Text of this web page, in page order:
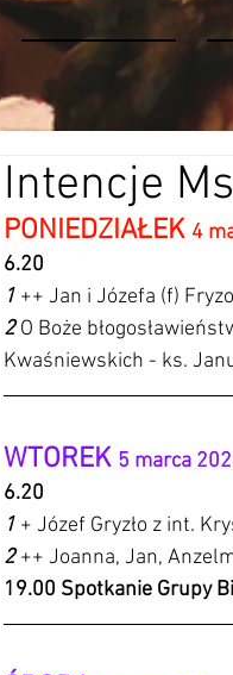
Intencje
PONIEDZIAŁEK 4
6.20
1 ++ Jan i Józefa (f)
2 O Boże
Kwaśniewskich - ks.
WTOREK 5 marca
6.20
1 + Józef Gryzło z int.
2 ++ Joanna, Jan,
19.00 Spotkanie Grupy